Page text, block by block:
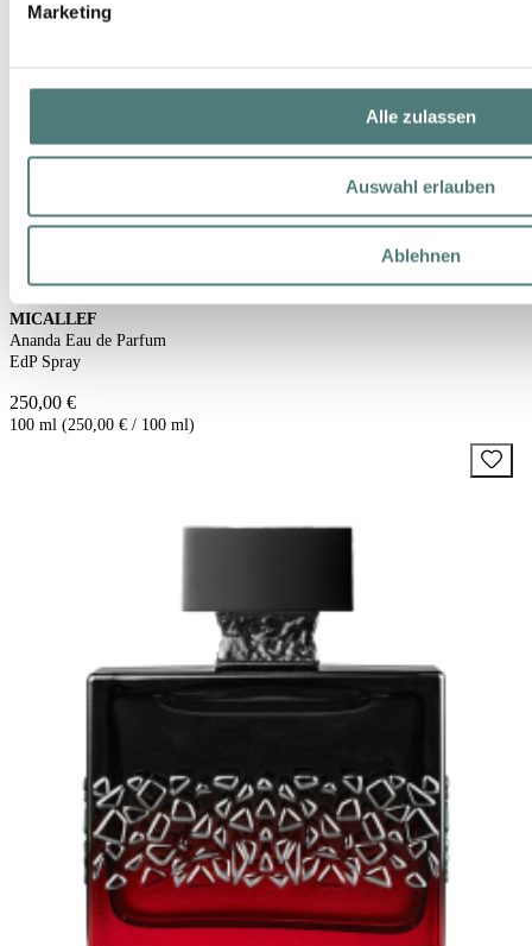
Marketing
Alle zulassen
Auswahl erlauben
Ablehnen
MICALLEF
Ananda Eau de Parfum
EdP Spray
250,00 €
100 ml (250,00 € / 100 ml)